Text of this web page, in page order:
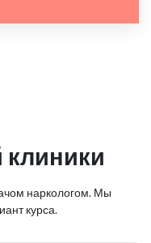
клиники
наркологом. Мы
курса.